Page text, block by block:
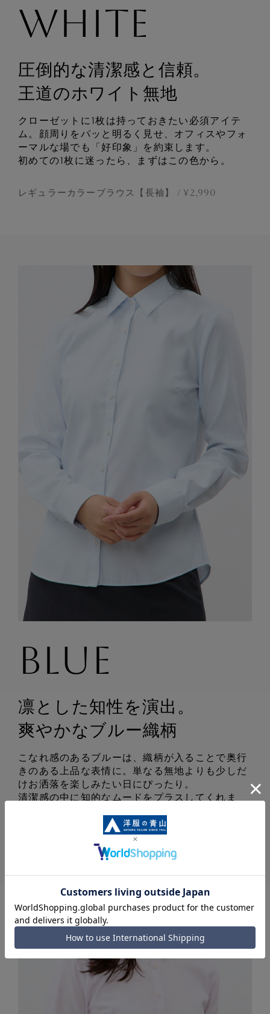
WHITE
圧倒的な清潔感と信頼。
王道のホワイト無地
クローゼットに1枚は持っておきたい必須アイテ
ム。顔周りをパッと明るく見せ、オフィスやフォ
ーマルな場でも「好印象」を約束します。
初めての1枚に迷ったら、まずはこの色から。
レギュラーカラーブラウス【長袖】 ¥2,990
BLUE
凛とした知性を演出。
爽やかなブルー織柄
こなれ感のあるブルーは、織柄が入ることで奥行
きのある上品な表情に。単なる無地よりも少しだ
けお洒落を楽しみたい日にぴったり。
清潔感の中に知的なムードをプラスしてくれま
レギュラーカラーブラウス【長袖】